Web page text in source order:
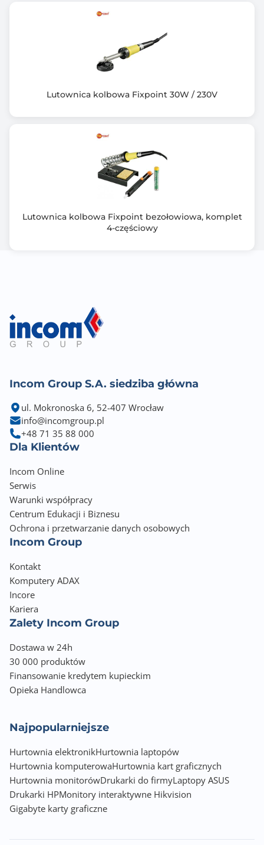
Lutownica kolbowa Fixpoint 30W / 230V
Lutownica kolbowa Fixpoint bezołowiowa, komplet
4-częściowy
Incom Group S.A. siedziba główna
ul. Mokronoska 6, 52-407 Wrocław
info@incomgroup.pl
+48 71 35 88 000
Dla Klientów
Incom Online
Serwis
Warunki współpracy
Centrum Edukacji i Biznesu
Ochrona i przetwarzanie danych osobowych
Incom Group
Kontakt
Komputery ADAX
Incore
Kariera
Zalety Incom Group
Dostawa w 24h
30 000 produktów
Finansowanie kredytem kupieckim
Opieka Handlowca
Najpopularniejsze
Hurtownia elektronikHurtownia laptopów
Hurtownia komputerowaHurtownia kart graficznych
Hurtownia monitorówDrukarki do firmyLaptopy ASUS
Drukarki HPMonitory interaktywne Hikvision
Gigabyte karty graficzne